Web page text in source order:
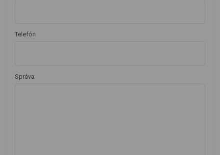
Telefón
Správa